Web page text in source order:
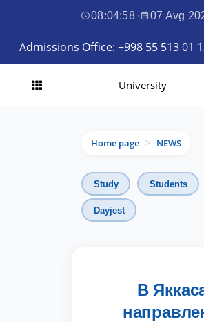
08:04:59 · 07 Avg
Admissions Office: +998 55 513 01
University
Home page > NEWS
Study Students
Dayjest
В